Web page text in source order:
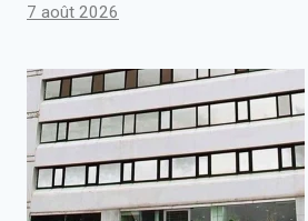
7 août 2026